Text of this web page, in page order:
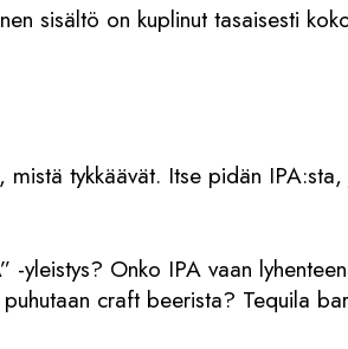
sisältö on kuplinut tasaisesti
tykkäävät. Itse pidän
-yleistys? Onko IPA vaan
craft beerista? Tequila